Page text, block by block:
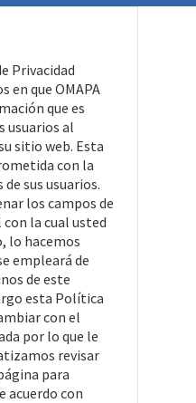
Privacidad
en que OMAPA
que es
usuarios al
sitio web. Esta
con la
sus usuarios.
los campos de
la cual usted
lo hacemos
empleará de
de este
esta Política
con el
por lo que le
revisar
para
acuerdo con